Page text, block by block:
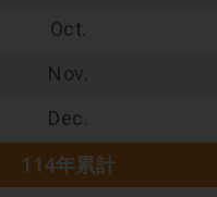
Oct.
Nov.
Dec.
114年累計